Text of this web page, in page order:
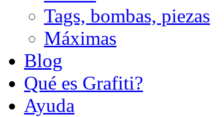
Tags, bombas, piezas
Máximas
Blog
Qué es Grafiti?
Ayuda